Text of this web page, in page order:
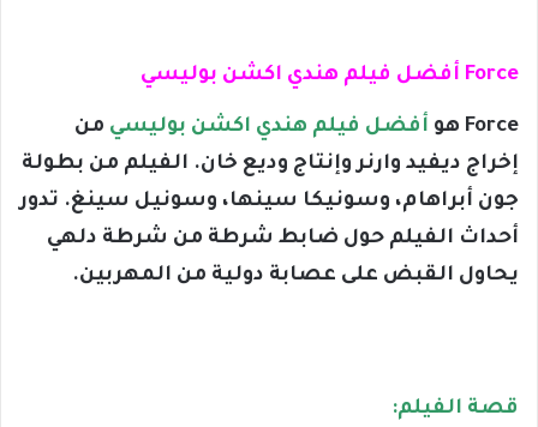
Force أفضل فيلم هندي اكشن بوليسي
Force هو أفضل فيلم هندي اكشن بوليسي من
إخراج ديفيد وارنر وإنتاج وديع خان. الفيلم من بطولة
جون أبراهام، وسونيكا سينها، وسونيل سينغ. تدور
أحداث الفيلم حول ضابط شرطة من شرطة دلهي
يحاول القبض على عصابة دولية من المهربين.
قصة الفيلم: